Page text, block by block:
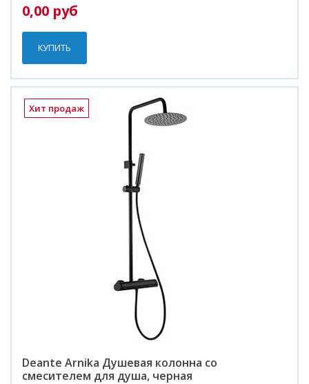
0,00 руб
КУПИТЬ
Хит продаж
Deante Arnika Душевая колонна со
смесителем для душа, черная